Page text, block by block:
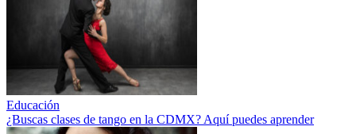
Educación
¿Buscas clases de tango en la CDMX? Aquí puedes aprender